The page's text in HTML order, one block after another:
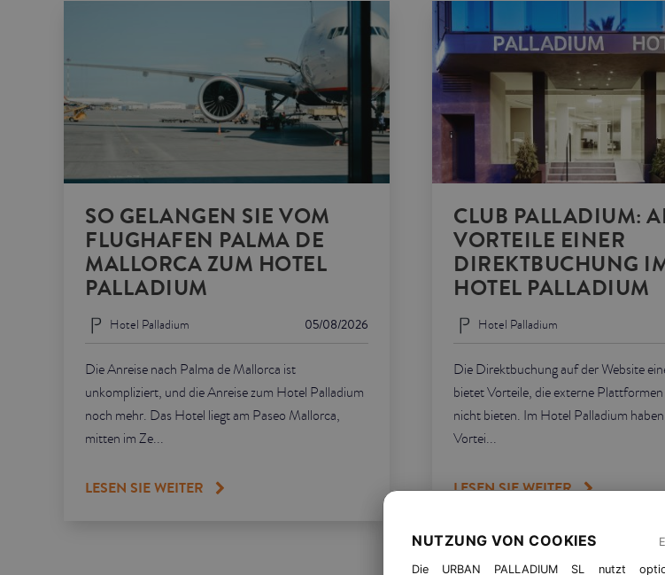
SO GELANGEN SIE VOM
FLUGHAFEN PALMA DE
MALLORCA ZUM HOTEL
PALLADIUM
05/08/2026
Hotel Palladium
Die Anreise nach Palma de Mallorca ist
unkompliziert, und die Anreise zum Hotel Palladium
noch mehr. Das Hotel liegt am Paseo Mallorca,
mitten im Ze...
LESEN SIE WEITER
CLUB PALLADIUM:
VORTEILE EINER
DIREKTBUCHUNG
HOTEL PALLADIUM
Hotel Palladium
Die Direktbuchung auf der Website
bietet Vorteile, die externe
nicht bieten. Im Hotel Palladium
Vortei...
LESEN SIE WEITER
NUTZUNG VON COOKIES
Die URBAN PALLADIUM SL nutzt